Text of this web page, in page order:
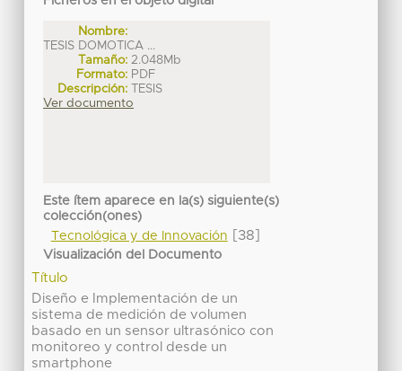
Nombre:
TESIS DOMOTICA ...
Tamaño: 2.048Mb
Formato: PDF
Descripción:
TESIS
Ver documento
Este ítem aparece en la(s) siguiente(s)
colección(ones)
Tecnológica y de Innovación
[38]
Visualización del Documento
Título
Diseño e Implementación de un
sistema de medición de volumen
basado en un sensor ultrasónico con
monitoreo y control desde un
smartphone